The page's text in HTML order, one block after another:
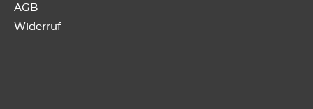
AGB
Widerruf